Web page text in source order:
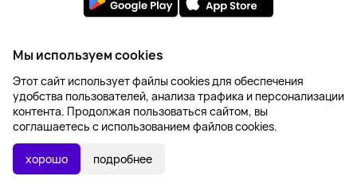
УТОЧНИТЬ НАЛИЧИЕ
2023-2026 © DoBuy. Все права защищены
Правила обработки персональных данных
Пользовательское соглашение
Оферта
Создание сайта – NetLab
Мы используем cookies
Этот сайт использует файлы cookies для обеспечения
удобства пользователей, анализа трафика и персонализации
контента. Продолжая пользоваться сайтом, вы
соглашаетесь с использованием файлов cookies.
хорошо подробнее